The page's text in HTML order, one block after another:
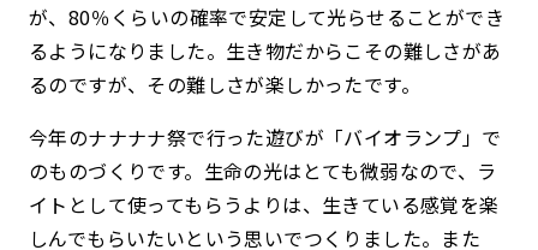
が、80％くらいの確率で安定して光らせることができ
るようになりました。生き物だからこその難しさがあ
るのですが、その難しさが楽しかったです。
今年のナナナナ祭で行った遊びが「バイオランプ」で
のものづくりです。生命の光はとても微弱なので、ラ
イトとして使ってもらうよりは、生きている感覚を楽
しんでもらいたいという思いでつくりました。また